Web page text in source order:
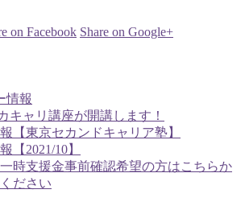
on Facebook Share on Google+
情報
キャリ講座が開講します！
【東京セカンドキャリア塾】
【2021/10】
一時支援金事前確認希望の方はこちらか
ださい